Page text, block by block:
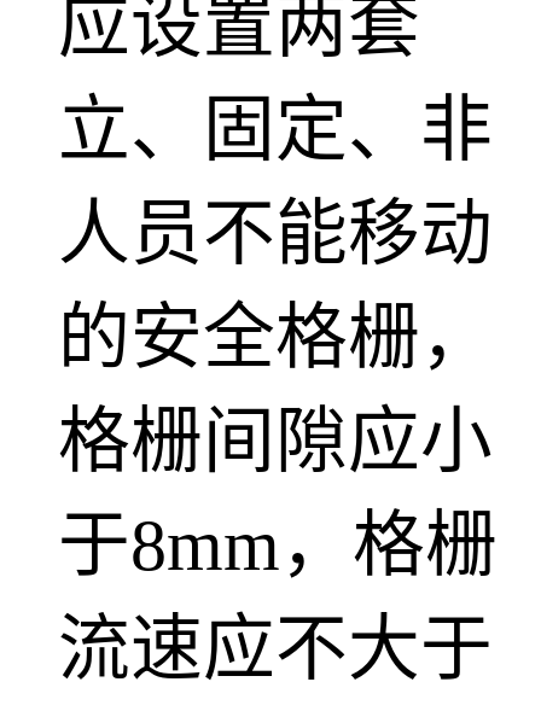
应设置两套
立、固定、非
人员不能移动
的安全格栅，
格栅间隙应小
于8mm，格栅
流速应不大于